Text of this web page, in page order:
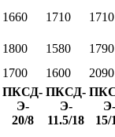
1660 1710
1710
1800 1580
1790
1700 1600 2090
ПКСД-
Э-
20/8
ПКСД-
Э-
11.5/18
Э-
15/